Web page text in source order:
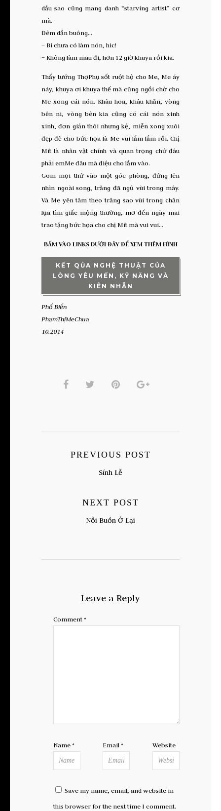
dầu sao cũng mang danh “starving artist” cơ
mà.
Đêm dần buông…
– Bi chưa có làm nón, hic!
– Không làm mau đi, hơn 12 giờ khuya rồi kia.
Thấy tướng ThợPhụ sốt ruột hộ cho Me, Me áy
náy, khuya ơi khuya thế mà cũng ngồi chờ cho
Me xong cái nón. Khâu hoa, khâu khăn, vòng
bên ni, vòng bên kia cũng có cái nón xinh
xinh, đơn giản thôi nhưng kệ, miễn xong xuôi
đẹp đẽ cho bức họa là Me vui lắm lắm rồi. Chị
Mít là nhân vật chính và quan trọng chứ đâu
phải emMe đâu mà điệu cho lắm vào.
Gom mọi thứ vào một góc phòng, đứng lên
nhìn ngoài song, trăng đã ngủ vùi trong mây.
Và Me yên tâm theo trăng sao vùi trong chăn
lụa tìm giấc mộng thường, mơ đến ngày mai
trao tặng bức họa cho chị Mít mà vui vui…
BẤM VÀO LINKS DƯỚI ĐÂY ĐỂ XEM THÊM HÌNH
KẾT QỦA NGHỆ THUẬT CỦA
LÒNG YÊU MẾN, KỸ NĂNG VÀ
KIÊN NHẪN
Phố Biển
PhạmThịMeChua
10.2014
PREVIOUS POST
Sính Lễ
NEXT POST
Nỗi Buồn Ở Lại
Leave a Reply
Comment*
Name* Email* Website
Save my name, email, and website in
this browser for the next time I comment.